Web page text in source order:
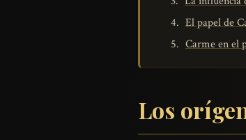
El papel de
Carme en el
Los